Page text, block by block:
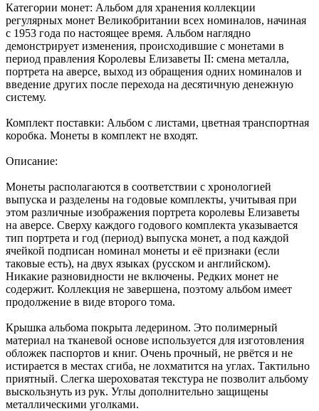
Категории монет: Альбом для хранения коллекции
регулярных монет Великобритании всех номиналов, начиная
с 1953 года по настоящее время. Альбом наглядно
демонстрирует изменения, происходившие с монетами в
период правления Королевы Елизаветы II: смена металла,
портрета на аверсе, выход из обращения одних номиналов и
введение других после перехода на десятичную денежную
систему.
Комплект поставки: Альбом с листами, цветная транспортная
коробка. Монеты в комплект не входят.
Описание:
Монеты располагаются в соответствии с хронологией
выпуска и разделены на годовые комплекты, учитывая при
этом различные изображения портрета королевы Елизаветы
на аверсе. Сверху каждого годового комплекта указывается
тип портрета и год (период) выпуска монет, а под каждой
ячейкой подписан номинал монеты и её признаки (если
таковые есть), на двух языках (русском и английском).
Никакие разновидности не включены. Редких монет не
содержит. Коллекция не завершена, поэтому альбом имеет
продолжение в виде второго тома.
Крышка альбома покрыта ледерином. Это полимерный
материал на тканевой основе используется для изготовления
обложек паспортов и книг. Очень прочный, не рвётся и не
истирается в местах сгиба, не лохматится на углах. Тактильно
приятный. Слегка шероховатая текстура не позволит альбому
выскользнуть из рук. Углы дополнительно защищены
металлическими уголками.